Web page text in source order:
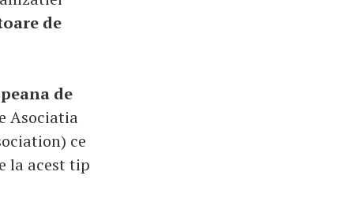
de
de
Asociatia
ce
la acest tip